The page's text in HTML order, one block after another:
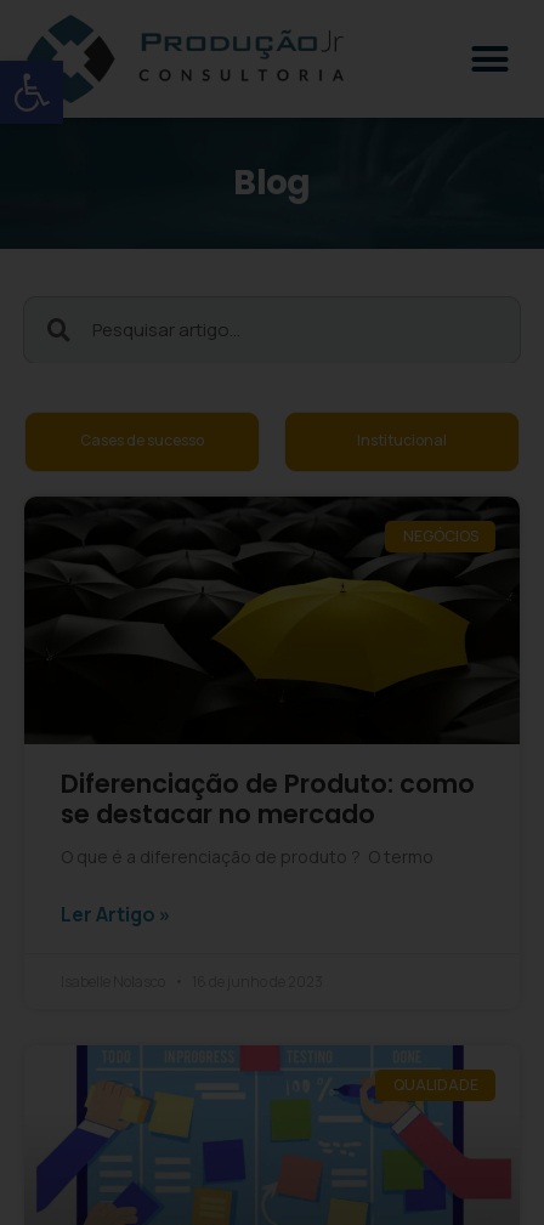
Open toolbar
Blog
Institucional Negócios
NEGÓCIOS
Diferenciação de Produto: como
se destacar no mercado
O que é a diferenciação de produto ? O termo
Ler Artigo »
QUALIDADE